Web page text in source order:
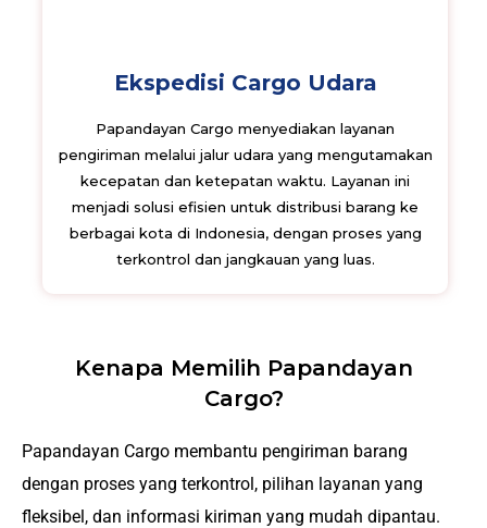
Ekspedisi Cargo Udara
Papandayan Cargo menyediakan layanan
pengiriman melalui jalur udara yang mengutamakan
kecepatan dan ketepatan waktu. Layanan ini
menjadi solusi efisien untuk distribusi barang ke
berbagai kota di Indonesia, dengan proses yang
terkontrol dan jangkauan yang luas.
Kenapa Memilih Papandayan
Cargo?
Papandayan Cargo membantu pengiriman barang
dengan proses yang terkontrol, pilihan layanan yang
fleksibel, dan informasi kiriman yang mudah dipantau.